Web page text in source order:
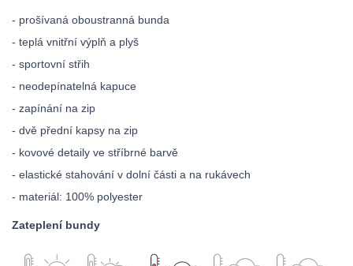
- prošívaná oboustranná bunda
- teplá vnitřní výplň a plyš
- sportovní střih
- neodepínatelná kapuce
- zapínání na zip
- dvě přední kapsy na zip
- kovové detaily ve stříbrné barvě
- elastické stahování v dolní části a na rukávech
- materiál: 100% polyester
Zateplení bundy